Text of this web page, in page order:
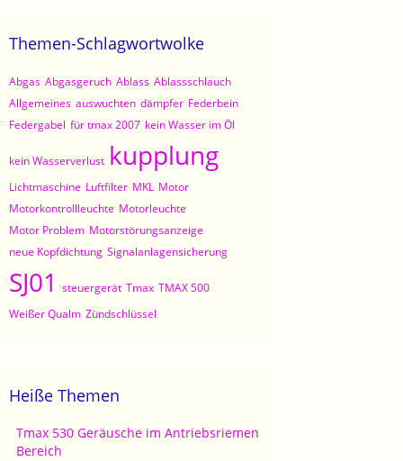
Themen-Schlagwortwolke
Abgas Abgasgeruch Ablass Ablassschlauch
Allgemeines auswuchten dämpfer Federbein
Federgabel für tmax 2007 kein Wasser im Öl
kein Wasserverlust kupplung
Lichtmaschine Luftfilter MKL Motor
Motorkontrollleuchte Motorleuchte
Motor Problem Motorstörungsanzeige
neue Kopfdichtung Signalanlagensicherung
SJ01 steuergerät Tmax TMAX 500
Weißer Qualm Zündschlüssel
Heiße Themen
Tmax 530 Geräusche im Antriebsriemen
Bereich